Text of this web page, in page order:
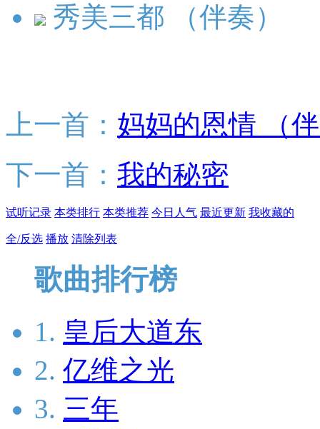
秀美三都 （伴奏）
上一首： 妈妈的恩情 （
下一首： 我的秘密
试听记录 本类排行 本类推荐 今日人气 最近更新 我收藏的
全/反选 播放 清除列表
歌曲排行榜
1. 皇后大道东
2. 亿维之光
3. 三年